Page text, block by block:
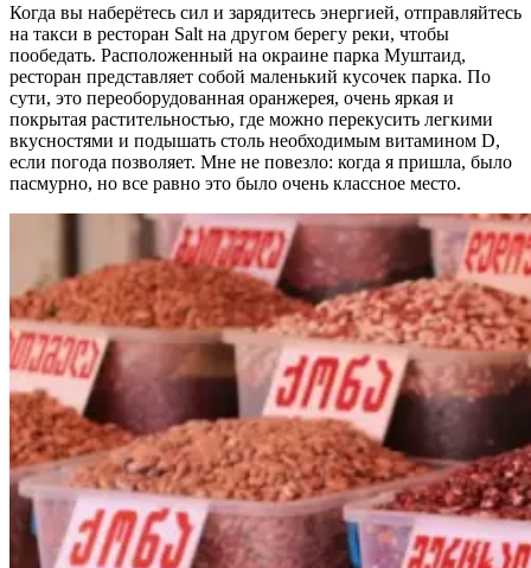
Когда вы наберётесь сил и зарядитесь энергией, отправляйтесь
на такси в ресторан Salt на другом берегу реки, чтобы
пообедать. Расположенный на окраине парка Муштаид,
ресторан представляет собой маленький кусочек парка. По
сути, это переоборудованная оранжерея, очень яркая и
покрытая растительностью, где можно перекусить легкими
вкусностями и подышать столь необходимым витамином D,
если погода позволяет. Мне не повезло: когда я пришла, было
пасмурно, но все равно это было очень классное место.